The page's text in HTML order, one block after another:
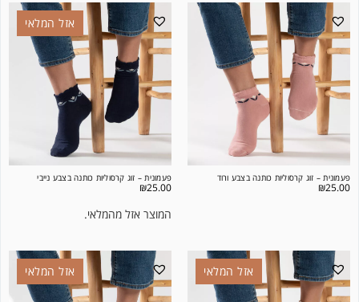
פעמונית – זוג קרסוליות כותנה בצבע ורוד
₪25.00
אזל המלאי
פעמונית – זוג קרסוליות כותנה בצבע נייבי
₪25.00
המוצר אזל מהמלאי.
אזל המלאי אזל המלאי